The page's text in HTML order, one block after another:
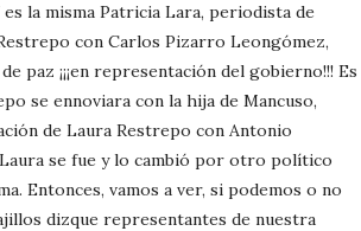
la misma Patricia Lara, periodista de
con Carlos Pizarro Leongómez,
paz ¡¡¡en representación del gobierno!!! Es
se ennoviara con la hija de Mancuso,
de Laura Restrepo con Antonio
se fue y lo cambió por otro político
Entonces, vamos a ver, si podemos o no
dizque representantes de nuestra